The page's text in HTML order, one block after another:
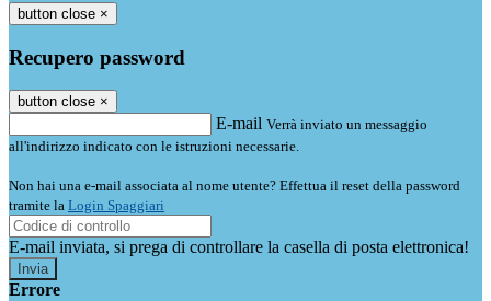
button close ×
Recupero password
button close ×
E-mail Verrà inviato un messaggio
all'indirizzo indicato con le istruzioni necessarie.
Non hai una e-mail associata al nome utente? Effettua il reset della password
tramite la Login Spaggiari
E-mail inviata, si prega di controllare la casella di posta elettronica!
Errore